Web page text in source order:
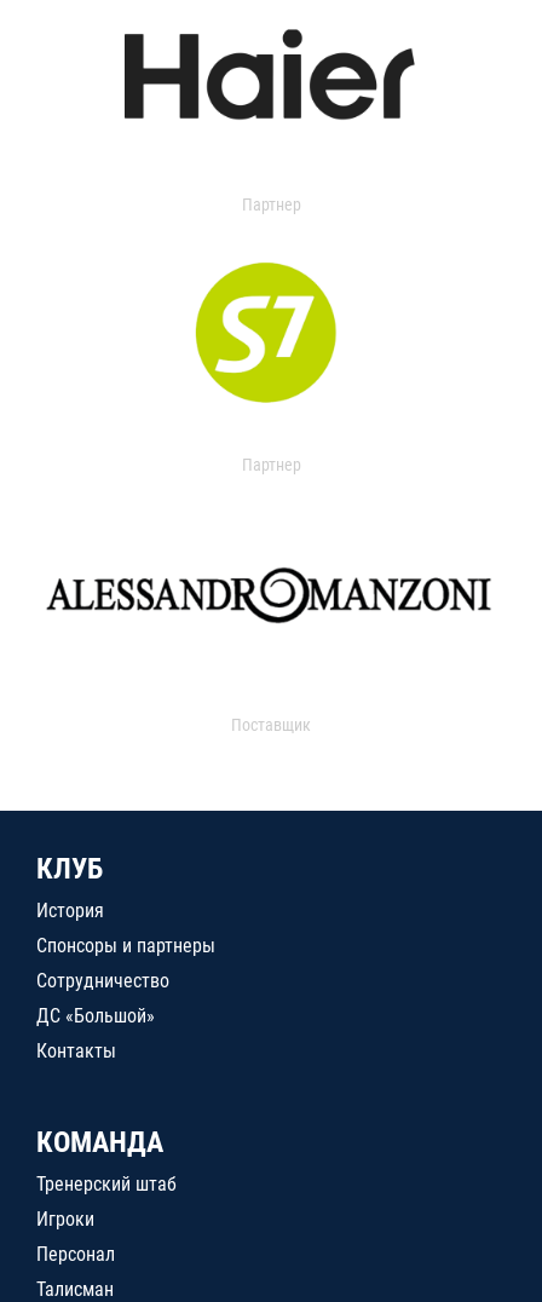
Партнер
Партнер
Поставщик
КЛУБ
История
Спонсоры и партнеры
Сотрудничество
ДС «Большой»
Контакты
КОМАНДА
Тренерский штаб
Игроки
Персонал
Талисман